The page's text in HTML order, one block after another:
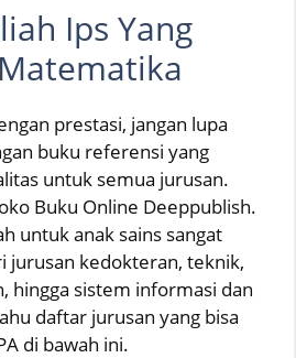
Ips Yang
prestasi, jangan lupa
buku referensi yang
untuk semua jurusan.
Buku Online Deeppublish.
untuk anak sains sangat
jurusan kedokteran, teknik,
hingga sistem informasi dan
daftar jurusan yang bisa
di bawah ini.